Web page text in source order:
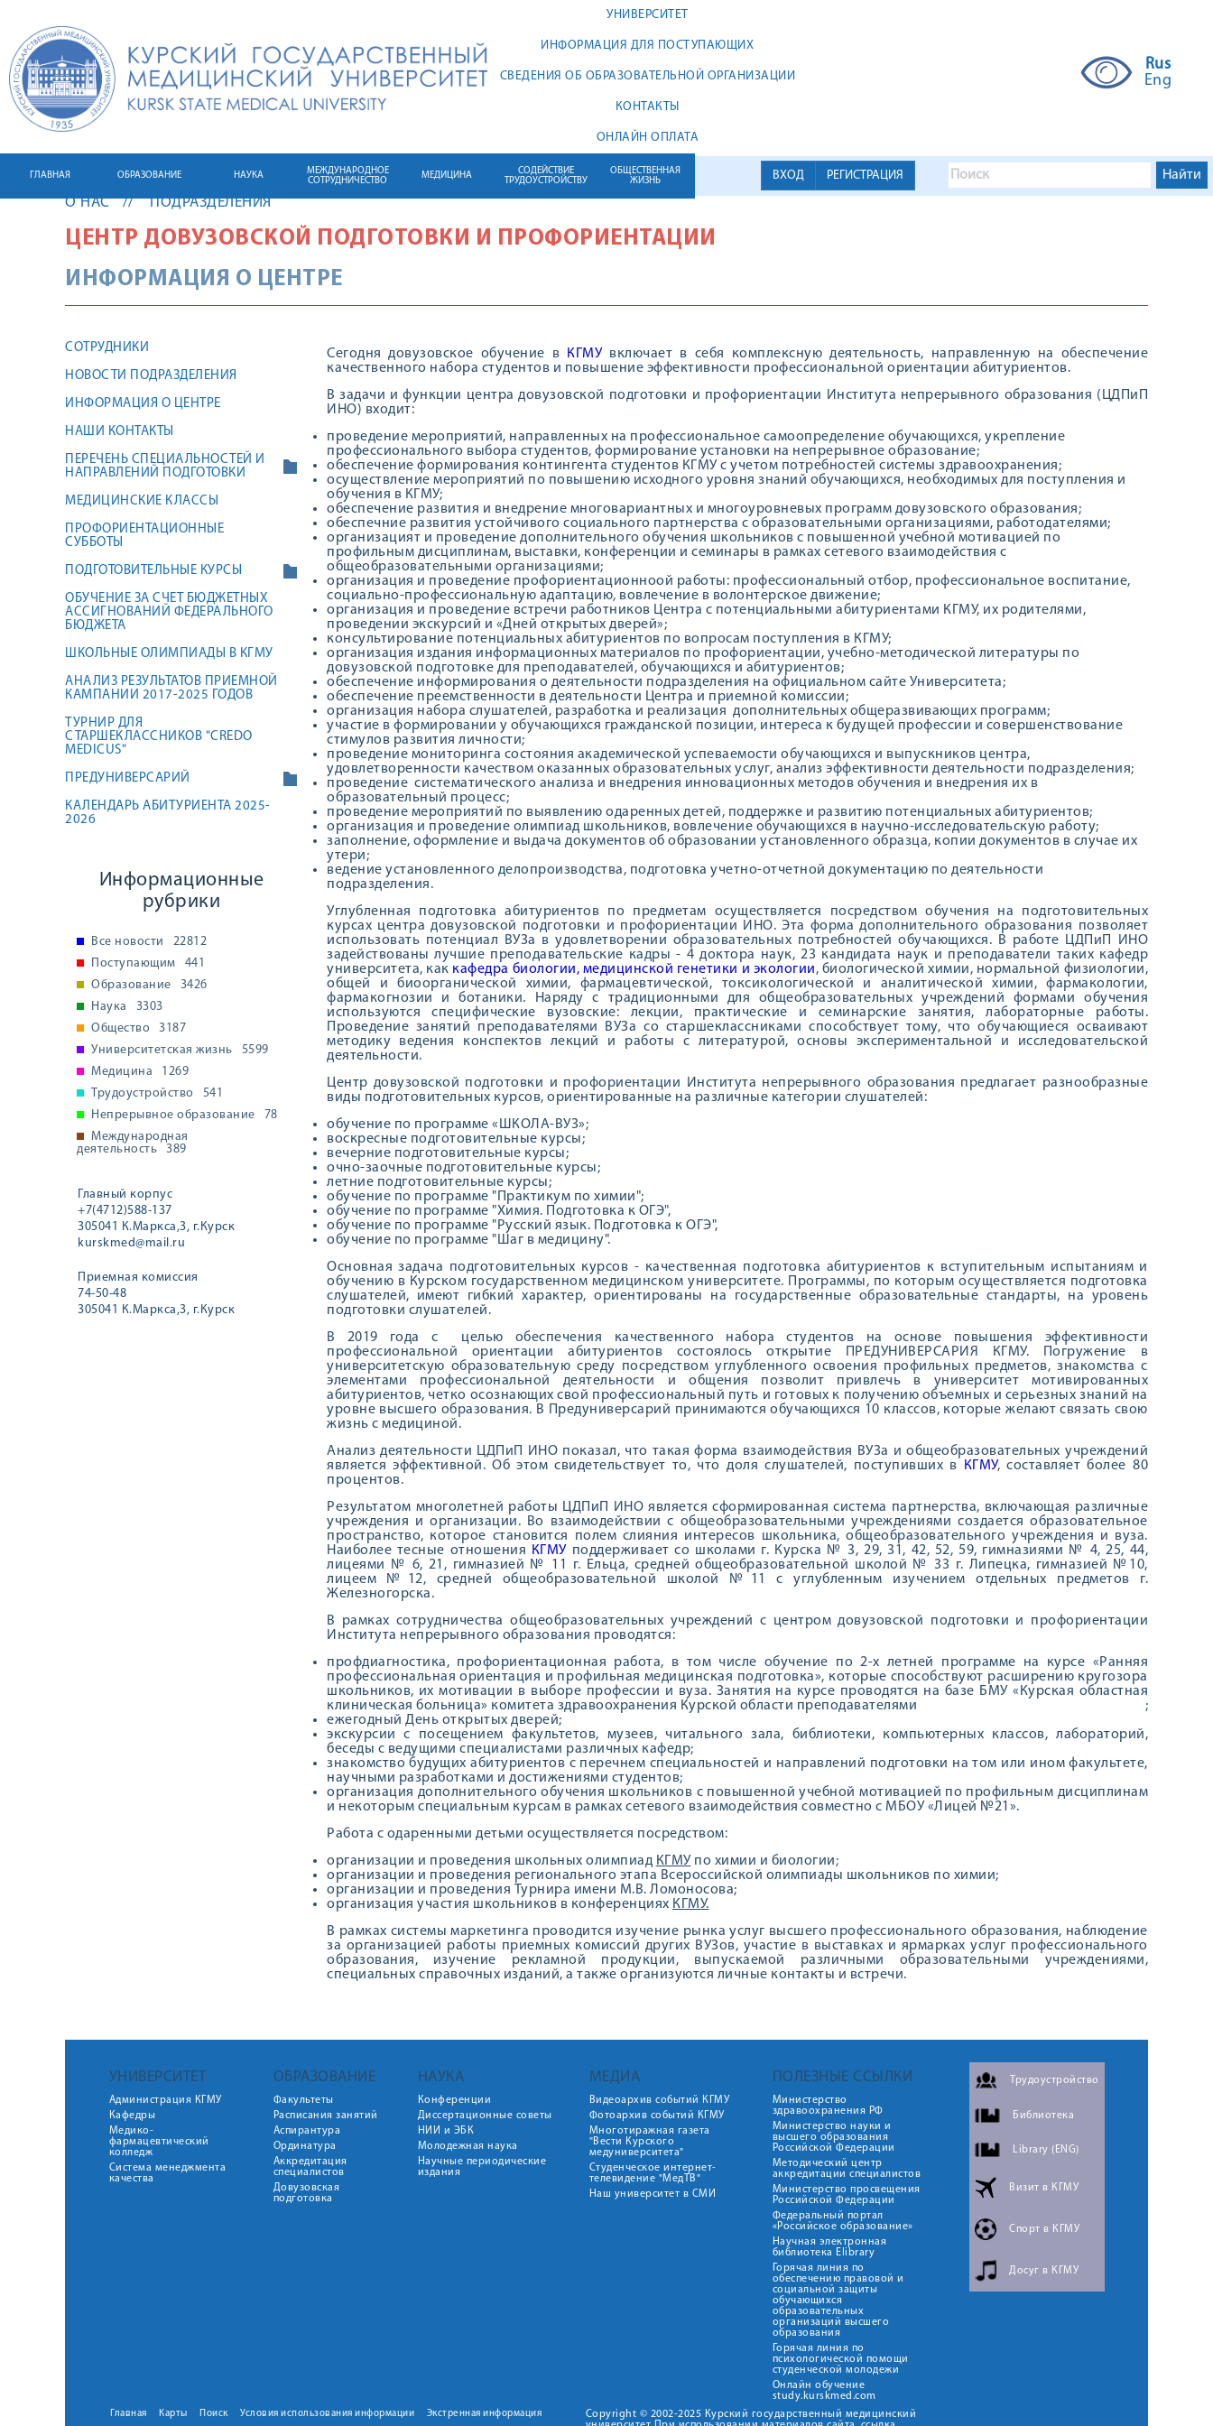
УНИВЕРСИТЕТ
ИНФОРМАЦИЯ ДЛЯ ПОСТУПАЮЩИХ
СВЕДЕНИЯ ОБ ОБРАЗОВАТЕЛЬНОЙ ОРГАНИЗАЦИИ
КОНТАКТЫ
ОНЛАЙН ОПЛАТА
Rus
Eng
ВХОД РЕГИСТРАЦИЯ
ГЛАВНАЯ ОБРАЗОВАНИЕ НАУКА
МЕЖДУНАРОДНОЕ
СОТРУДНИЧЕСТВО
МЕДИЦИНА
СОДЕЙСТВИЕ
ТРУДОУСТРОЙСТВУ
ОБЩЕСТВЕННАЯ
ЖИЗНЬ
О НАС ПОДРАЗДЕЛЕНИЯ
ЦЕНТР ДОВУЗОВСКОЙ ПОДГОТОВКИ И ПРОФОРИЕНТАЦИИ
ИНФОРМАЦИЯ О ЦЕНТРЕ
СОТРУДНИКИ
НОВОСТИ ПОДРАЗДЕЛЕНИЯ
ИНФОРМАЦИЯ О ЦЕНТРЕ
НАШИ КОНТАКТЫ
ПЕРЕЧЕНЬ СПЕЦИАЛЬНОСТЕЙ И
НАПРАВЛЕНИЙ ПОДГОТОВКИ
МЕДИЦИНСКИЕ КЛАССЫ
ПРОФОРИЕНТАЦИОННЫЕ
СУББОТЫ
ПОДГОТОВИТЕЛЬНЫЕ КУРСЫ
ОБУЧЕНИЕ ЗА СЧЕТ БЮДЖЕТНЫХ
АССИГНОВАНИЙ ФЕДЕРАЛЬНОГО
БЮДЖЕТА
ШКОЛЬНЫЕ ОЛИМПИАДЫ В КГМУ
АНАЛИЗ РЕЗУЛЬТАТОВ ПРИЕМНОЙ
КАМПАНИИ 2017-2025 ГОДОВ
ТУРНИР ДЛЯ
СТАРШЕКЛАССНИКОВ "СREDO
MEDICUS"
ПРЕДУНИВЕРСАРИЙ
КАЛЕНДАРЬ АБИТУРИЕНТА 2025-
2026
Информационные
рубрики
Все новости
22812
Поступающим
441
Образование
3426
Наука
3303
Общество
3187
Университетская жизнь
5599
Медицина
1269
Трудоустройство
541
Непрерывное образование
78
Международная
деятельность
389
Главный корпус
+7(4712)588-137
305041 К.Маркса,3, г.Курск
kurskmed@mail.ru
Приемная комиссия
74-50-48
305041 К.Маркса,3, г.Курск
Сегодня довузовское обучение в КГМУ включает в себя комплексную деятельность, направленную на обеспечение
качественного набора студентов и повышение эффективности профессиональной ориентации абитуриентов.
В задачи и функции центра довузовской подготовки и профориентации Института непрерывного образования (ЦДПиП
ИНО) входит:
проведение мероприятий, направленных на профессиональное самоопределение обучающихся, укрепление
профессионального выбора студентов, формирование установки на непрерывное образование;
обеспечение формирования контингента студентов КГМУ с учетом потребностей системы здравоохранения;
осуществление мероприятий по повышению исходного уровня знаний обучающихся, необходимых для поступления и
обучения в КГМУ;
обеспечение развития и внедрение многовариантных и многоуровневых программ довузовского образования;
обеспечние развития устойчивого социального партнерства с образовательными организациями, работодателями;
организацият и проведение дополнительного обучения школьников с повышенной учебной мотивацией по
профильным дисциплинам, выставки, конференции и семинары в рамках сетевого взаимодействия с
общеобразовательными организациями;
организация и проведение профориентационноой работы: профессиональный отбор, профессиональное воспитание,
социально-профессиональную адаптацию, вовлечение в волонтерское движение;
организация и проведение встречи работников Центра с потенциальными абитуриентами КГМУ, их родителями,
проведении экскурсий и «Дней открытых дверей»;
консультирование потенциальных абитуриентов по вопросам поступления в КГМУ;
организация издания информационных материалов по профориентации, учебно-методической литературы по
довузовской подготовке для преподавателей, обучающихся и абитуриентов;
обеспечение информирования о деятельности подразделения на официальном сайте Университета;
обеспечение преемственности в деятельности Центра и приемной комиссии;
организация набора слушателей, разработка и реализация дополнительных общеразвивающих программ;
участие в формировании у обучающихся гражданской позиции, интереса к будущей профессии и совершенствование
стимулов развития личности;
проведение мониторинга состояния академической успеваемости обучающихся и выпускников центра,
удовлетворенности качеством оказанных образовательных услуг, анализ эффективности деятельности подразделения;
проведение систематического анализа и внедрения инновационных методов обучения и внедрения их в
образовательный процесс;
проведение мероприятий по выявлению одаренных детей, поддержке и развитию потенциальных абитуриентов;
организация и проведение олимпиад школьников, вовлечение обучающихся в научно-исследовательскую работу;
заполнение, оформление и выдача документов об образовании установленного образца, копии документов в случае их
утери;
ведение установленного делопроизводства, подготовка учетно-отчетной документацию по деятельности
подразделения.
Углубленная подготовка абитуриентов по предметам осуществляется посредством обучения на подготовительных
курсах центра довузовской подготовки и профориентации ИНО. Эта форма дополнительного образования позволяет
использовать потенциал ВУЗа в удовлетворении образовательных потребностей обучающихся. В работе ЦДПиП ИНО
задействованы лучшие преподавательские кадры - 4 доктора наук, 23 кандидата наук и преподаватели таких кафедр
университета, как кафедра биологии, медицинской генетики и экологии, биологической химии, нормальной физиологии,
общей и биоорганической химии, фармацевтической, токсикологической и аналитической химии, фармакологии,
фармакогнозии и ботаники. Наряду с традиционными для общеобразовательных учреждений формами обучения
используются специфические вузовские: лекции, практические и семинарские занятия, лабораторные работы.
Проведение занятий преподавателями ВУЗа со старшеклассниками способствует тому, что обучающиеся осваивают
методику ведения конспектов лекций и работы с литературой, основы экспериментальной и исследовательской
деятельности.
Центр довузовской подготовки и профориентации Института непрерывного образования предлагает разнообразные
виды подготовительных курсов, ориентированные на различные категории слушателей:
обучение по программе «ШКОЛА-ВУЗ»;
воскресные подготовительные курсы;
вечерние подготовительные курсы;
очно-заочные подготовительные курсы;
летние подготовительные курсы;
обучение по программе "Практикум по химии";
обучение по программе "Химия. Подготовка к ОГЭ",
обучение по программе "Русский язык. Подготовка к ОГЭ",
обучение по программе "Шаг в медицину".
Основная задача подготовительных курсов - качественная подготовка абитуриентов к вступительным испытаниям и
обучению в Курском государственном медицинском университете. Программы, по которым осуществляется подготовка
слушателей, имеют гибкий характер, ориентированы на государственные образовательные стандарты, на уровень
подготовки слушателей.
В 2019 года с целью обеспечения качественного набора студентов на основе повышения эффективности
профессиональной ориентации абитуриентов состоялось открытие ПРЕДУНИВЕРСАРИЯ КГМУ. Погружение в
университетскую образовательную среду посредством углубленного освоения профильных предметов, знакомства с
элементами профессиональной деятельности и общения позволит привлечь в университет мотивированных
абитуриентов, четко осознающих свой профессиональный путь и готовых к получению объемных и серьезных знаний на
уровне высшего образования. В Предуниверсарий принимаются обучающихся 10 классов, которые желают связать свою
жизнь с медициной.
Анализ деятельности ЦДПиП ИНО показал, что такая форма взаимодействия ВУЗа и общеобразовательных учреждений
является эффективной. Об этом свидетельствует то, что доля слушателей, поступивших в
КГМУ, составляет более 80
процентов.
Результатом многолетней работы ЦДПиП ИНО является сформированная система партнерства, включающая различные
учреждения и организации. Во взаимодействии с общеобразовательными учреждениями создается образовательное
пространство, которое становится полем слияния интересов школьника, общеобразовательного учреждения и вуза.
Наиболее тесные отношения КГМУ поддерживает со школами г. Курска № 3, 29, 31, 42, 52, 59, гимназиями № 4, 25, 44,
лицеями № 6, 21, гимназией № 11 г. Ельца, средней общеобразовательной школой № 33 г. Липецка, гимназией №10,
лицеем №12, средней общеобразовательной школой №11 с углубленным изучением отдельных предметов г.
Железногорска.
В рамках сотрудничества общеобразовательных учреждений с центром довузовской подготовки и профориентации
Института непрерывного образования проводятся:
профдиагностика, профориентационная работа, в том числе обучение по 2-х летней программе на курсе «Ранняя
профессиональная ориентация и профильная медицинская подготовка», которые способствуют расширению кругозора
школьников, их мотивации в выборе профессии и вуза. Занятия на курсе проводятся на базе БМУ «Курская областная
клиническая больница» комитета здравоохранения Курской области преподавателями
;
ежегодный День открытых дверей;
экскурсии с посещением факультетов, музеев, читального зала, библиотеки, компьютерных классов, лабораторий,
беседы с ведущими специалистами различных кафедр;
знакомство будущих абитуриентов с перечнем специальностей и направлений подготовки на том или ином факультете,
научными разработками и достижениями студентов;
организация дополнительного обучения школьников с повышенной учебной мотивацией по профильным дисциплинам
и некоторым специальным курсам в рамках сетевого взаимодействия совместно с МБОУ «Лицей №21».
Работа с одаренными детьми осуществляется посредством:
организации и проведения школьных олимпиад КГМУ по химии и биологии;
организации и проведения регионального этапа Всероссийской олимпиады школьников по химии;
организации и проведения Турнира имени М.В. Ломоносова;
организация участия школьников в конференциях КГМУ.
В рамках системы маркетинга проводится изучение рынка услуг высшего профессионального образования, наблюдение
за организацией работы приемных комиссий других ВУЗов, участие в выставках и ярмарках услуг профессионального
образования, изучение рекламной продукции, выпускаемой различными образовательными учреждениями,
специальных справочных изданий, а также организуются личные контакты и встречи.
УНИВЕРСИТЕТ
Администрация КГМУ
Кафедры
Медико-
фармацевтический
колледж
Система менеджмента
качества
ОБРАЗОВАНИЕ
Факультеты
Расписания занятий
Аспирантура
Ординатура
Аккредитация
специалистов
Довузовская
подготовка
НАУКА
Конференции
Диссертационные советы
НИИ и ЭБК
Молодежная наука
Научные периодические
издания
МЕДИА
Видеоархив событий КГМУ
Фотоархив событий КГМУ
Многотиражная газета
"Вести Курского
медуниверситета"
Студенческое интернет-
телевидение "МедТВ"
Наш университет в СМИ
ПОЛЕЗНЫЕ ССЫЛКИ
Министерство
здравоохранения РФ
Министерство науки и
высшего образования
Российской Федерации
Методический центр
аккредитации специалистов
Министерство просвещения
Российской Федерации
Федеральный портал
«Российское образование»
Научная электронная
библиотека Elibrary
Горячая линия по
обеспечению правовой и
социальной защиты
обучающихся
образовательных
организаций высшего
образования
Горячая линия по
психологической помощи
студенческой молодежи
Онлайн обучение
study.kurskmed.com
Трудоустройство
Библиотека
Library (ENG)
Визит в КГМУ
Спорт в КГМУ
Досуг в КГМУ
Главная Карты Поиск Условия использования информации Экстренная информация
Copyright © 2002-2025 Курский государственный медицинский